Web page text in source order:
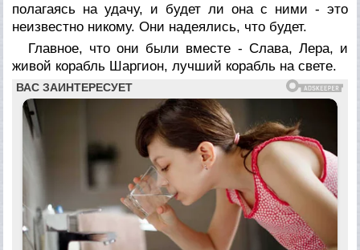
полагаясь на удачу, и будет ли она с ними - это
неизвестно никому. Они надеялись, что будет.
Главное, что они были вместе - Слава, Лера, и
живой корабль Шаргион, лучший корабль на свете.